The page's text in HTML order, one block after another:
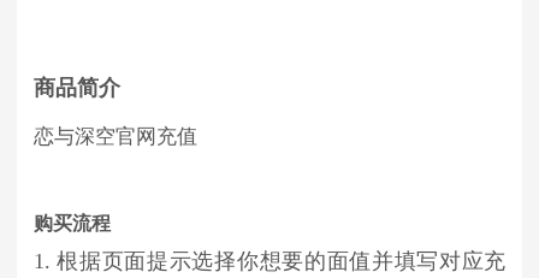
商品简介
恋与深空官网充值
购买流程
1. 根据页面提示选择你想要的面值并填写对应充